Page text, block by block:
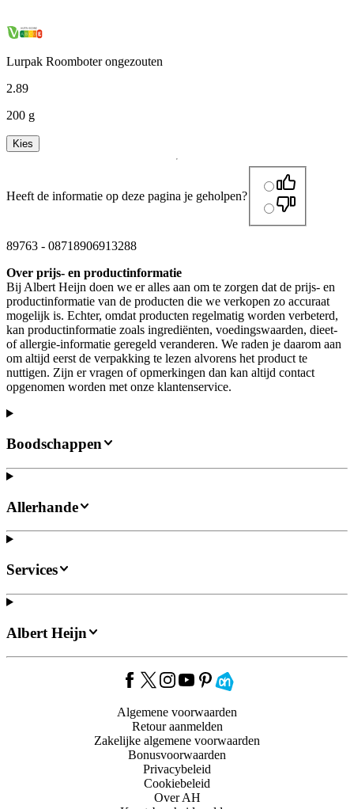
Lurpak Roomboter ongezouten
2.89
200 g
Kies
Heeft de informatie op deze pagina je geholpen?
89763 - 08718906913288
Over prijs- en productinformatie
Bij Albert Heijn doen we er alles aan om te zorgen dat de prijs- en
productinformatie van de producten die we verkopen zo accuraat
mogelijk is. Echter, omdat producten regelmatig worden verbeterd,
kan productinformatie zoals ingrediënten, voedingswaarden, dieet-
of allergie-informatie geregeld veranderen. We raden je daarom aan
om altijd eerst de verpakking te lezen alvorens het product te
nuttigen. Zijn er vragen of opmerkingen dan kan altijd contact
opgenomen worden met onze klantenservice.
Boodschappen
Allerhande
Services
Albert Heijn
Algemene voorwaarden
Retour aanmelden
Zakelijke algemene voorwaarden
Bonusvoorwaarden
Privacybeleid
Cookiebeleid
Over AH